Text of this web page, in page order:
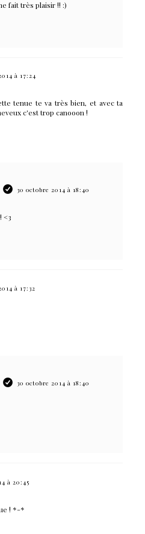
fait très plaisir !! :)
à 17:24
tenue te va très bien, et avec ta
c'est trop canooon !
30 octobre 2014 à 18:40
<3
à 17:32
30 octobre 2014 à 18:40
à 20:45
! *-*